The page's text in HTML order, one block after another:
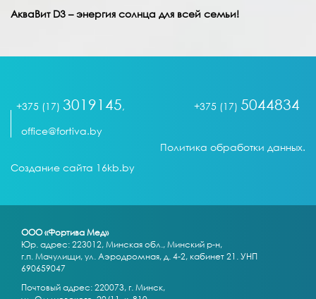
АкваВит D3 – энергия солнца для всей семьи!
+375 (17) 3019145, +375 (17) 5044834
office@fortiva.by
Политика обработки данных.
Создание сайта 16kb.by
ООО «Фортива Мед»
Юр. адрес: 223012, Минская обл., Минский р-н,
г.п. Мачулищи, ул. Аэродромная, д. 4-2, кабинет 21. УНП
690659047
Почтовый адрес: 220073, г. Минск,